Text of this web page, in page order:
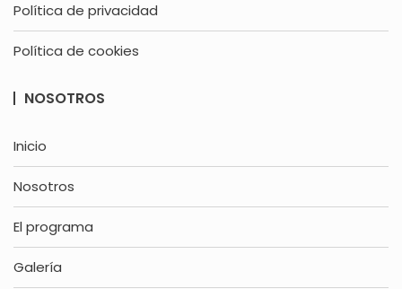
Política de privacidad
Política de cookies
NOSOTROS
Inicio
Nosotros
El programa
Galería